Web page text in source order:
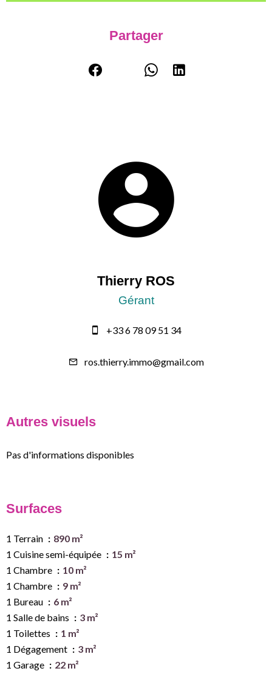
Partager
Thierry ROS
Gérant
+33 6 78 09 51 34
ros.thierry.immo@gmail.com
Autres visuels
Pas d'informations disponibles
Surfaces
1 Terrain
890 m²
1 Cuisine semi-équipée
15 m²
1 Chambre
10 m²
1 Chambre
9 m²
1 Bureau
6 m²
1 Salle de bains
3 m²
1 Toilettes
1 m²
1 Dégagement
3 m²
1 Garage
22 m²